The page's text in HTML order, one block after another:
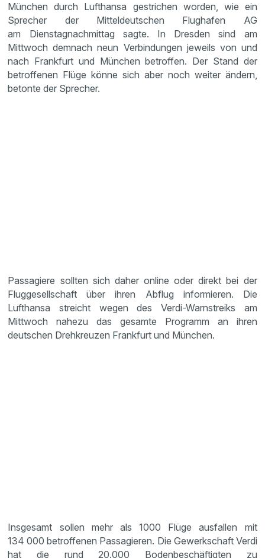
München durch Lufthansa gestrichen worden, wie ein
Sprecher der Mitteldeutschen Flughafen AG
am Dienstagnachmittag sagte. In Dresden sind am
Mittwoch demnach neun Verbindungen jeweils von und
nach Frankfurt und München betroffen. Der Stand der
betroffenen Flüge könne sich aber noch weiter ändern,
betonte der Sprecher.
Passagiere sollten sich daher online oder direkt bei der
Fluggesellschaft über ihren Abflug informieren. Die
Lufthansa streicht wegen des Verdi-Warnstreiks am
Mittwoch nahezu das gesamte Programm an ihren
deutschen Drehkreuzen Frankfurt und München.
Insgesamt sollen mehr als 1000 Flüge ausfallen mit
134 000 betroffenen Passagieren. Die Gewerkschaft Verdi
hat die rund 20.000 Bodenbeschäftigten zu